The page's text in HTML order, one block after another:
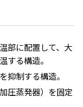
部に配置して、大
する構造。
制する構造。
圧蒸発器）を固定